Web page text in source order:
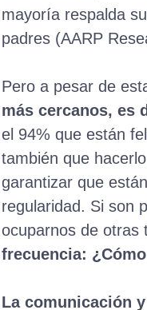
mayoría respalda
padres (AARP
Pero a pesar de
más cercanos, es
el 94% que están
también que
garantizar que
regularidad. Si son
ocuparnos de otras
frecuencia:
La comunicación